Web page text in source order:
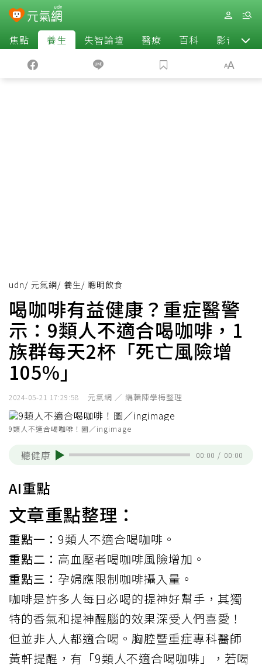
焦點 養生 失智論壇 醫療 百科 影音
udn/ 元氣網/ 養生/ 聰明飲食
喝咖啡有益健康？重症醫警
示：9類人不適合喝咖啡，1
族群每天2杯「死亡風險增
105%」
2024-05-21 17:29:58 元氣網 ／ 編輯陳學梅整理
9類人不適合喝咖啡！圖／ingimage
聽健康 00:00 / 00:00
AI重點
文章重點整理：
重點一： 9類人不適合喝咖啡。
重點二： 高血壓者喝咖啡風險增加。
重點三： 孕婦應限制咖啡攝入量。
咖啡是許多人每日必喝的提神好幫手，其獨
特的香氣和提神醒腦的效果深受人們喜愛！
但並非人人都適合喝。 胸腔暨重症專科醫師
黃軒提醒，有「9類人不適合喝咖啡」，若喝